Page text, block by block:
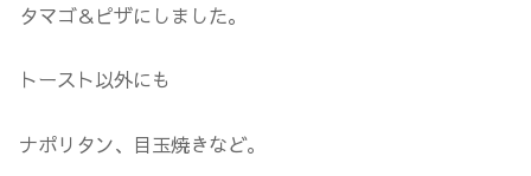
タマゴ＆ピザにしました。
トースト以外にも
ナポリタン、目玉焼きなど。